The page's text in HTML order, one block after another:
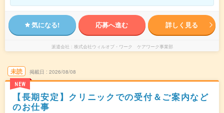
気になる! 応募へ進む 詳しく見る
派遣会社 株式会社ウィルオブ・ワーク ケアワーク事業部
未読
NEW
掲載日 2026/08/08
【長期安定】クリニックでの受付＆ご案内など
のお仕事